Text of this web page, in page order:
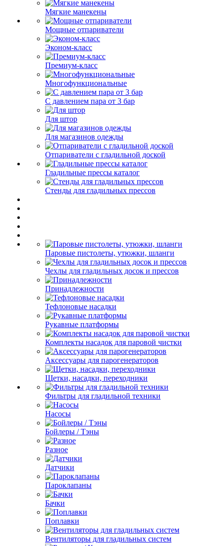
Мягкие манекены
Мощные отпариватели
Эконом-класс
Премиум-класс
Многофункциональные
С давлением пара от 3 бар
Для штор
Для магазинов одежды
Отпариватели с гладильной доской
Гладильные прессы каталог
Стенды для гладильных прессов
Паровые пистолеты, утюжки, шланги
Чехлы для гладильных досок и прессов
Принадлежности
Тефлоновые насадки
Рукавные платформы
Комплекты насадок для паровой чистки
Аксессуары для парогенераторов
Щетки, насадки, переходники
Фильтры для гладильной техники
Насосы
Бойлеры / Тэны
Разное
Датчики
Пароклапаны
Бачки
Поплавки
Вентиляторы для гладильных систем